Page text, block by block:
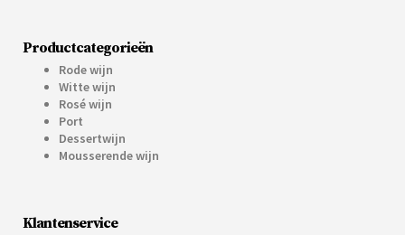
Productcategorieën
Rode wijn
Witte wijn
Rosé wijn
Port
Dessertwijn
Mousserende wijn
Klantenservice